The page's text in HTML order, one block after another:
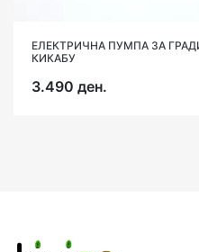
ЕЛЕКТРИЧНА ПУМПА ЗА
КИКАБУ
3.490 ден.